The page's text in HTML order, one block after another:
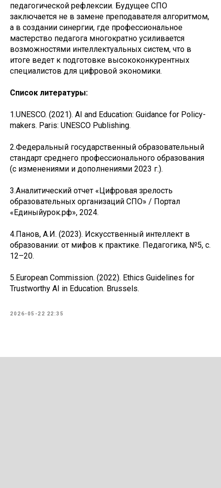
педагогической рефлексии. Будущее СПО
заключается не в замене преподавателя алгоритмом,
а в создании синергии, где профессиональное
мастерство педагога многократно усиливается
возможностями интеллектуальных систем, что в
итоге ведет к подготовке высококонкурентных
специалистов для цифровой экономики.
Список литературы:
1.UNESCO. (2021). AI and Education: Guidance for Policy-
makers. Paris: UNESCO Publishing.
2.Федеральный государственный образовательный
стандарт среднего профессионального образования
(с изменениями и дополнениями 2023 г.).
3.Аналитический отчет «Цифровая зрелость
образовательных организаций СПО» / Портал
«Единыйурок.рф», 2024.
4.Панов, А.И. (2023). Искусственный интеллект в
образовании: от мифов к практике. Педагогика, №5, с.
12–20.
5.European Commission. (2022). Ethics Guidelines for
Trustworthy AI in Education. Brussels.
2026-05-22 22:35